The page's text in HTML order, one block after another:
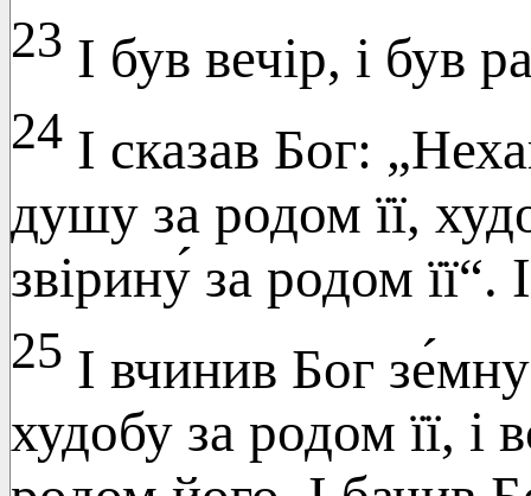
23 І був вечір, і був
24 І сказав Бог:
душу за родом її,
звірину́ за родом її“.
25 І вчинив Бог
худобу за родом її, і